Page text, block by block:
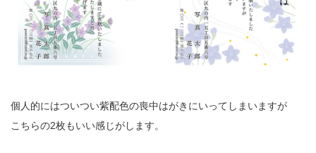
個人的にはついつい紫配色の喪中はがきにいってしまいますが
こちらの2枚もいい感じがします。